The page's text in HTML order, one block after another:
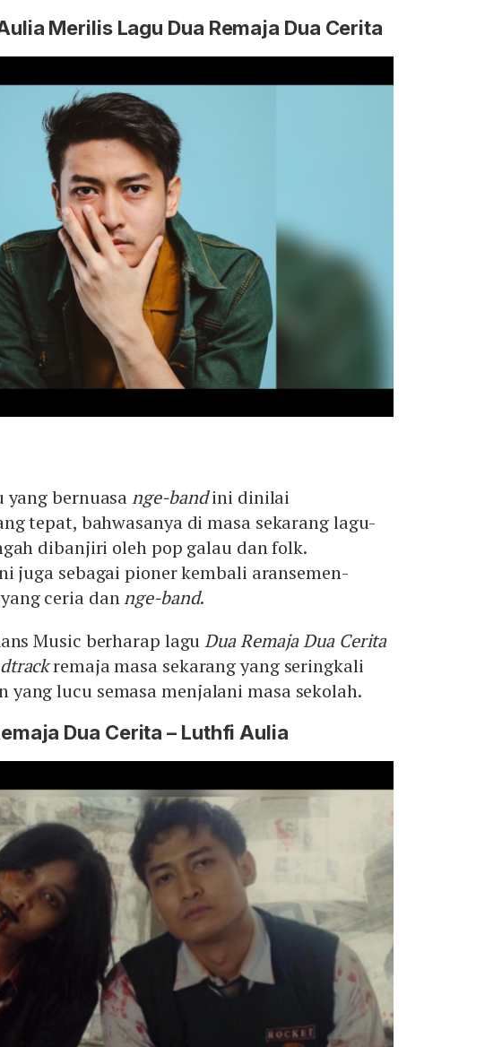
Merilis Lagu Dua Remaja Dua Cerita
yang bernuasange-bandini dinilai
tepat, bahwasanya di masa sekarang lagu-
dibanjiri oleh pop galau dan folk.
juga sebagai pioner kembali aransemen-
ceria dannge-band.
Music berharap laguDua Remaja Dua Cerita
remaja masa sekarang yang seringkali
yang lucu semasa menjalani masa sekolah.
Dua Cerita – Luthfi Aulia